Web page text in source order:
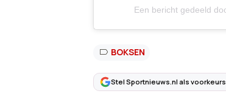
Een bericht gedeeld
BOKSEN
Stel Sportnieuws.nl als